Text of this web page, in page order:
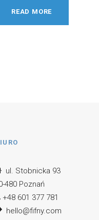
READ MORE
ul. Stobnicka 93
480 Poznań
+48 601 377 781
hello@fifny.com